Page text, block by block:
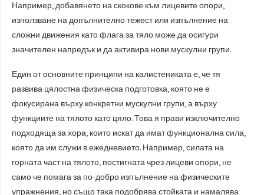
Например, добавянето на скокове към лицевите опори,
използване на допълнително тежест или изпълнение на
сложни движения като флага за тяло може да осигури
значителен напредък и да активира нови мускулни групи.
Един от основните принципи на калистениката е, че тя
развива цялостна физическа подготовка, която не е
фокусирана върху конкретни мускулни групи, а върху
функциите на тялото като цяло. Това я прави изключително
подходяща за хора, които искат да имат функционална сила,
която да им служи в ежедневието. Например, силата на
горната част на тялото, постигната чрез лицеви опори, не
само че помага за по-добро изпълнение на физическите
упражнения, но също така подобрява стойката и намалява